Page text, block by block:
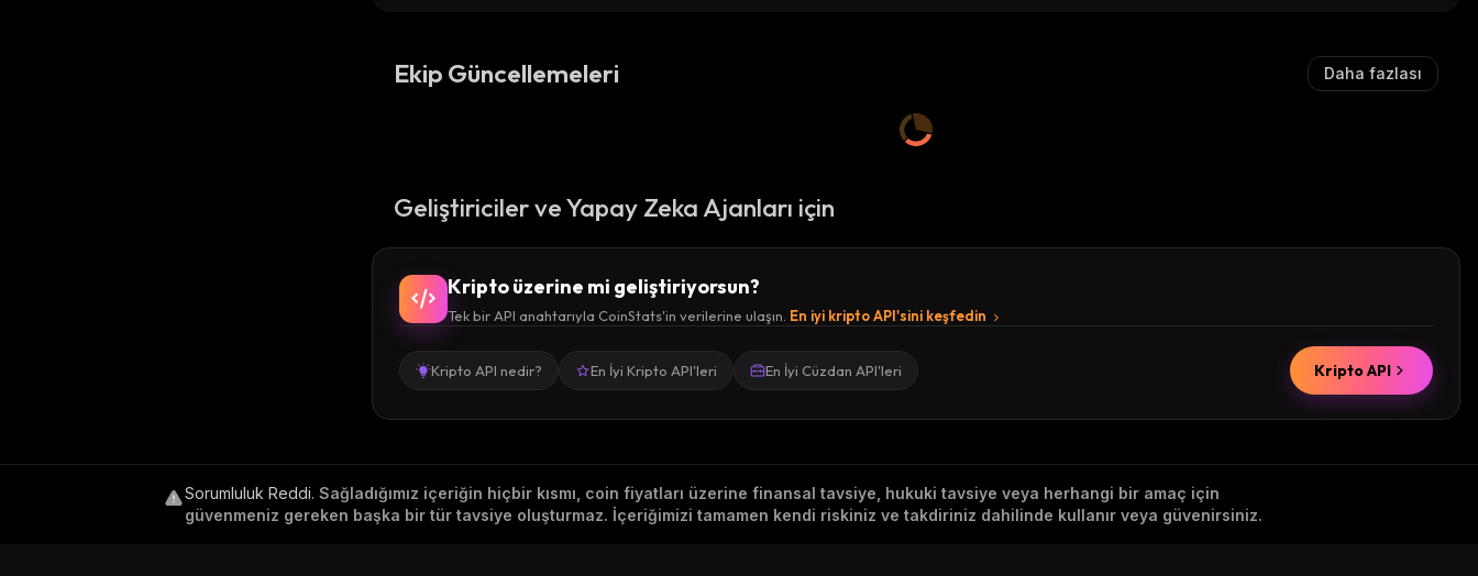
Ekip Güncellemeleri Daha fazlası
Geliştiriciler ve Yapay Zeka Ajanları için
Kripto üzerine mi geliştiriyorsun?
Tek bir API anahtarıyla CoinStats'in verilerine ulaşın. En iyi kripto API'sini keşfedin
Kripto API nedir? En İyi Kripto API'leri En İyi Cüzdan API'leri Kripto API
Sorumluluk Reddi. Sağladığımız içeriğin hiçbir kısmı, coin fiyatları üzerine finansal tavsiye, hukuki tavsiye veya herhangi bir amaç için
güvenmeniz gereken başka bir tür tavsiye oluşturmaz. İçeriğimizi tamamen kendi riskiniz ve takdiriniz dahilinde kullanır veya güvenirsiniz.